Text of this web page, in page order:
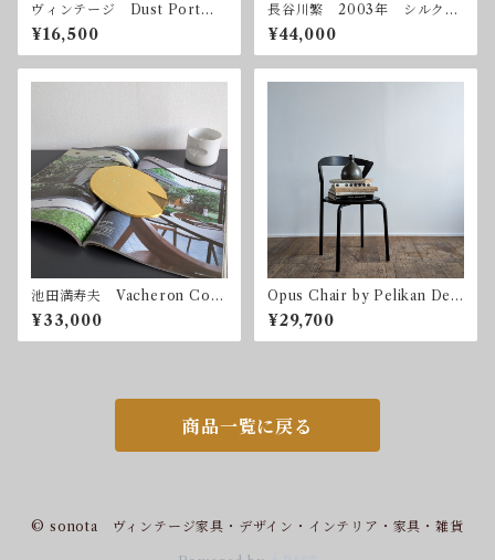
ヴィンテージ Dust Port
くず入れ ゴミ箱
¥16,500
長谷川繁 2003年 シルクス
クリーン 額付属
¥44,000
池田満寿夫 Vacheron Cons
tantin 1992 限定300
¥33,000
Opus Chair by Pelikan Desi
gn for Bent Krogh ベン
ト・クロー ペリカンデザイ
ン
¥29,700
商品一覧に戻る
© sonota ヴィンテージ家具・デザイン・インテリア・家具・雑貨